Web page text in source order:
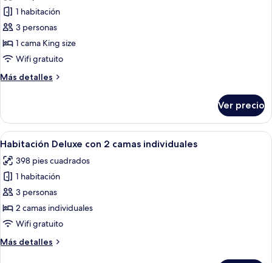
fotos
de
Habitación
Deluxe,
cama
1 habitación
3 personas
1 cama King size
Wifi gratuito
Más detalles
Más
Deluxe,
cama
size
Ver precio
Abrir
todas
las
fotos
de
Habitación
Deluxe
2
Minibar, caja de seguridad en la
5
Habitación Deluxe con 2 camas individuales
398 pies cuadrados
1 habitación
3 personas
2 camas individuales
Wifi gratuito
Más detalles
Más